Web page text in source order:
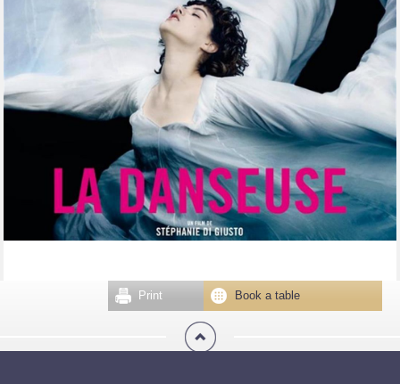
Book a table
Print